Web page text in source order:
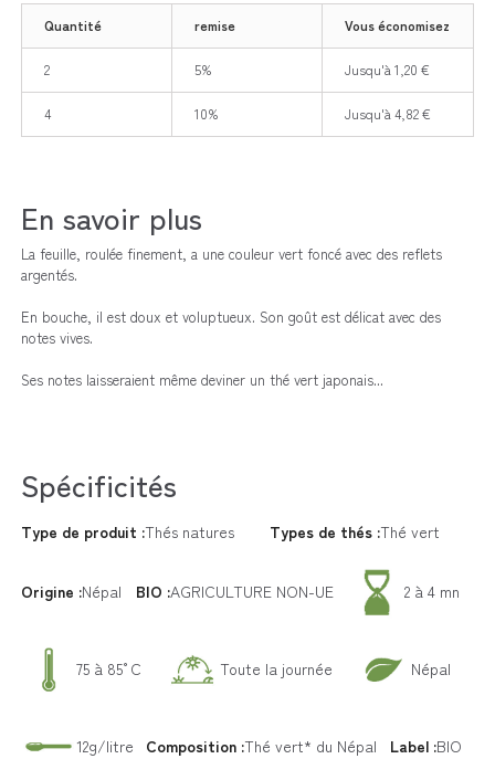
Quantité remise Vous économisez
2 5% Jusqu'à 1,20 €
4 10% Jusqu'à 4,82 €
En savoir plus
La feuille, roulée finement, a une couleur vert foncé avec des reflets
argentés.
En bouche, il est doux et voluptueux. Son goût est délicat avec des
notes vives.
Ses notes laisseraient même deviner un thé vert japonais...
Spécificités
Type de produit :Thés natures Types de thés :Thé vert
Origine :Népal BIO :AGRICULTURE NON-UE 2 à 4 mn
75 à 85°C Toute la journée Népal
12g/litre Composition :Thé vert* du Népal Label :BIO